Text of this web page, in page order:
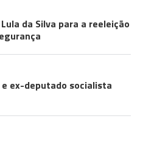
da Silva para a reeleição
ex-deputado socialista